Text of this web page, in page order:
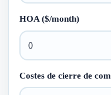
HOA ($/month)
Costes de cierre de